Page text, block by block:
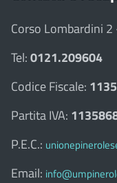
Corso Lombardini 2
Tel:0121.209604
Codice Fiscale:
Partita IVA:
P.E.C.:
Email: